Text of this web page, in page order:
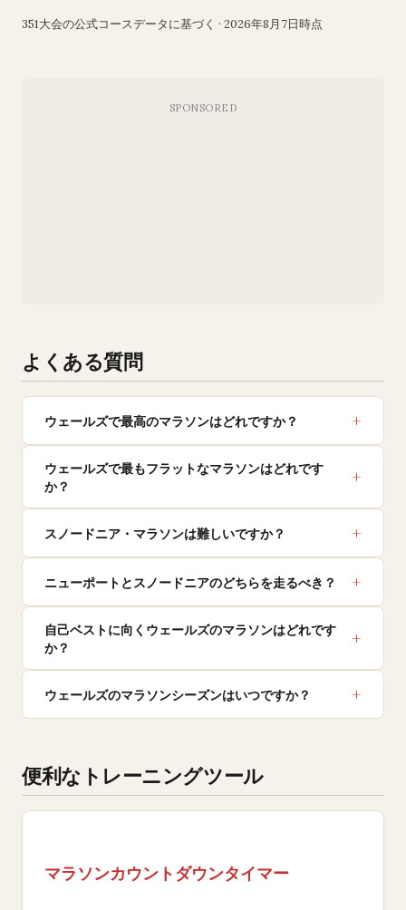
351大会の公式コースデータに基づく · 2026年8月7日時点
よくある質問
ウェールズで最高のマラソンはどれですか？
ウェールズで最もフラットなマラソンはどれです
か？
スノードニア・マラソンは難しいですか？
ニューポートとスノードニアのどちらを走るべき？
自己ベストに向くウェールズのマラソンはどれです
か？
ウェールズのマラソンシーズンはいつですか？
便利なトレーニングツール
マラソンカウントダウンタイマー